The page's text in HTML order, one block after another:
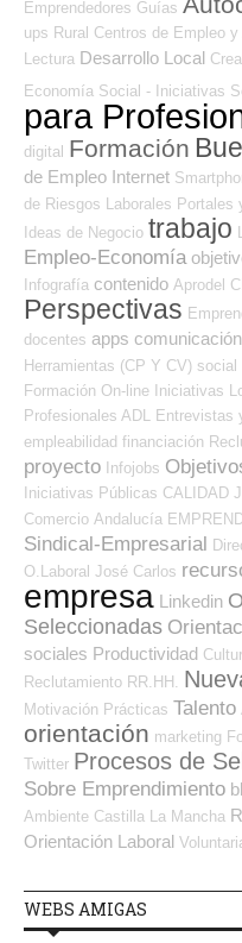
Emprendedores Guías
ups Rural Centros de Empleo
Lectura Desarrollo Local
Economía Social - Iniciativas
para
digital Formación
de Empleo Internet
de Riesgos Laborales Portales
Ideas de Negocio trabajo
Empleo-Economía
Infografía contenido Aprodel
Perspectivas
docentes apps comunicación
Herramientas (CP Y CV) social
Formación On-line Iniciativas
Profesionales ADL
Entrevistas
empleabilidad financiación
proyecto Infojobs
Iniciativas Públicas CALIDAD
Comercio Andalucía
Sindical-Empresarial
O.Laboral José Carlos
empresa Linkedin
Seleccionadas
sociales Productividad
Reclutamiento RR.HH.
Motivación Prácticas Talento
orientación marketing
Twitter Procesos de
Sobre Emprendimiento
Ambiente Castilla La Mancha
Orientación Laboral
WEBS AMIGAS